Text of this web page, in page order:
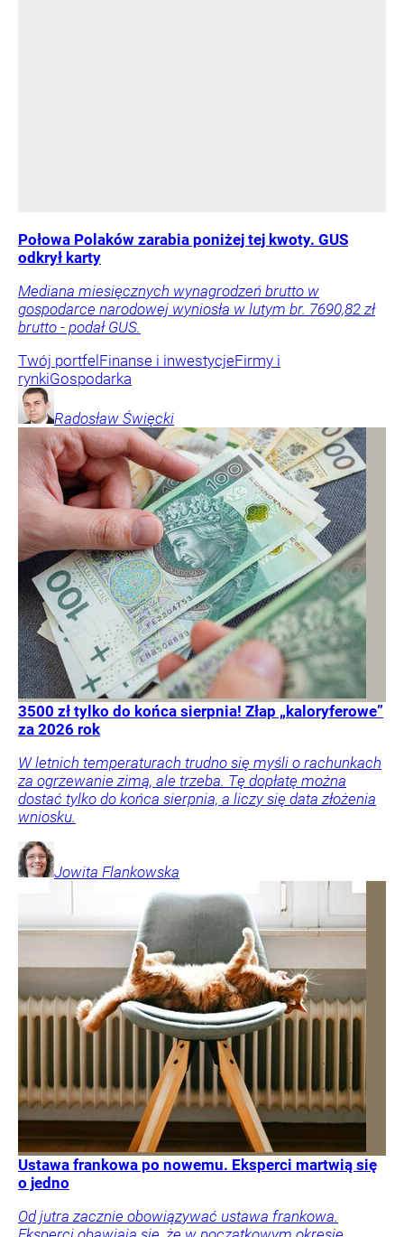
Połowa Polaków zarabia poniżej tej kwoty. GUS
odkrył karty
Mediana miesięcznych wynagrodzeń brutto w
gospodarce narodowej wyniosła w lutym br. 7690,82 zł
brutto - podał GUS.
Twój portfelFinanse i inwestycjeFirmy i
rynkiGospodarka
Radosław Święcki
3500 zł tylko do końca sierpnia! Złap „kaloryferowe”
za 2026 rok
W letnich temperaturach trudno się myśli o rachunkach
za ogrzewanie zimą, ale trzeba. Tę dopłatę można
dostać tylko do końca sierpnia, a liczy się data złożenia
wniosku.
Jowita Flankowska
Ustawa frankowa po nowemu. Eksperci martwią się
o jedno
Od jutra zacznie obowiązywać ustawa frankowa.